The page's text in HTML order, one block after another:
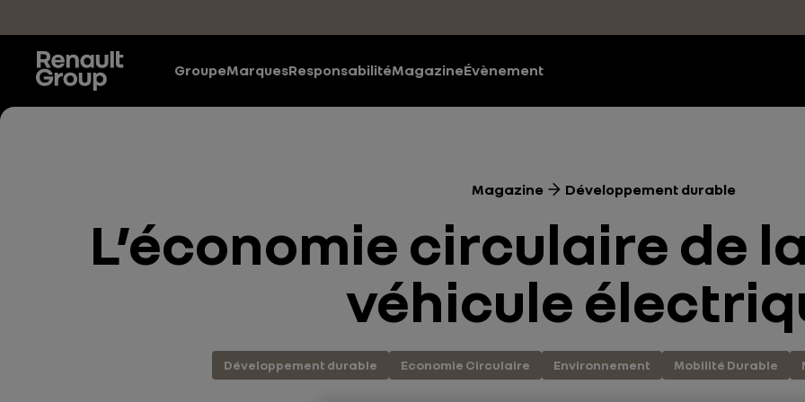
GroupeMarquesResponsabilitéMagazineÉvènement
Magazine Développement durable
L’économie circulaire de
véhicule
Développement durable Economie Circulaire Environnement Mobilité Durable